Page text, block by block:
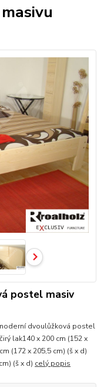
postel masiv
dvoulůžková postel
lak140 x 200 cm (152 x
(172 x 205,5 cm) (š x d)
(š x d) celý popis